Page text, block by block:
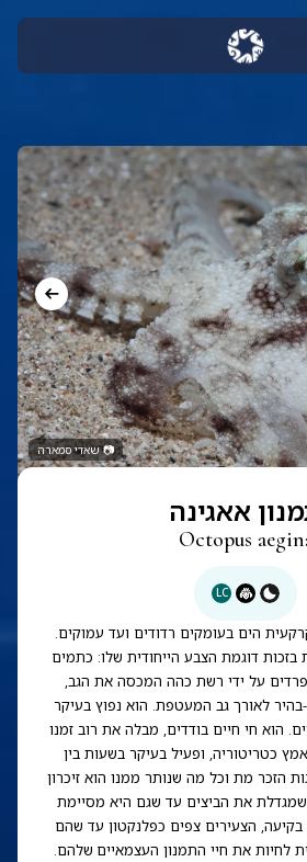
📷שאדי סמארה
אאגינה
Octopus
LC
הים בעומקים רדודים ועד עמוקים.
בזכות דוגמת הצבע הייחודית שלו: כתמים
על ידי רשת כהה המכסה את הגב,
בהיר לאורך גב המעטפת. הוא נפוץ בעיקר
הוא חי חיים בודדים, מבלה את רוב זמנו
כטריטוריה, ופעיל בעיקר בשעות בין
הזכר מת וכל מה שנותר ממנו הוא זיכרון
את הביצים עד שגם היא מסיימת
הצעירים צפים כפלנקטון עד שהם
לחיות את חיי התמנון העצמאיים שלהם.